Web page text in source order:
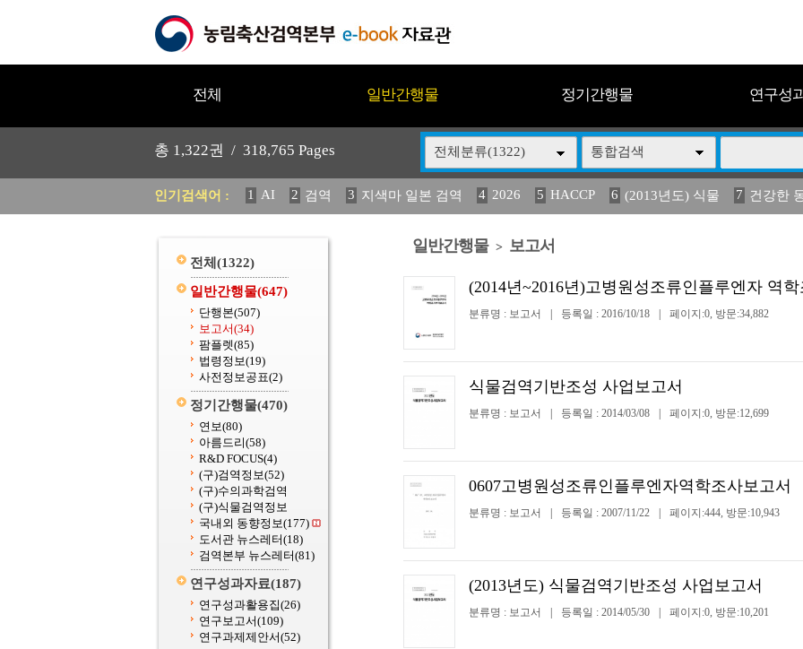
전체 일반간행물 정기간행물 연구성
총 1,322권 / 318,765 Pages 전체분류(1322) 통합검색
인기검색어 : 1 AI 2 검역 3 지색마 일본 검역 4 2026 5 HACCP 6 (2013년도) 식물 7 건강한
11 2025 12 중독성 식물 도감 13 (2013년도) 식 14 媛 異 15 구제역 16 관리 17
전체 (1322)
일반간행물(647)
단행본(507)
보고서(34)
팜플렛(85)
법령정보(19)
사전정보공표(2)
정기간행물(470)
연보(80)
아름드리(58)
R&D FOCUS(4)
(구)검역정보(52)
(구)수의과학검역
(구)식물검역정보
국내외 동향정보(177)
도서관 뉴스레터(18)
검역본부 뉴스레터(81)
연구성과자료(187)
연구성과활용집(26)
연구보고서(109)
연구과제제안서(52)
일반간행물 > 보고서
(2014년~2016년)고병원성조류인플루엔자 역
분류명 : 보고서 등록일 : 2016/10/18 페이지:0, 방문:34,882
식물검역기반조성 사업보고서
분류명 : 보고서 등록일 : 2014/03/08 페이지:0, 방문:12,699
0607고병원성조류인플루엔자역학조사보고서
분류명 : 보고서 등록일 : 2007/11/22 페이지:444, 방문:10,943
(2013년도) 식물검역기반조성 사업보고서
분류명 : 보고서 등록일 : 2014/05/30 페이지:0, 방문:10,201